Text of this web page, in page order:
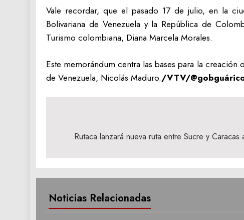
Vale recordar, que el pasado 17 de julio, en la
Bolivariana de Venezuela y la República de
Turismo colombiana, Diana Marcela Morales.
Este memorándum centra las bases para la
de Venezuela, Nicolás Maduro./VTV/
entradas
Rutaca lanzará nueva ruta entre Sucre y
Noticias Relacionadas